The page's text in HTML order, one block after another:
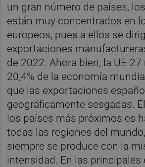
un gran número de países,
están muy concentrados en
europeos, pues a ellos se
exportaciones
de 2022. Ahora bien, la UE-27
20,4% de la economía
que las exportaciones
geográficamente sesgadas.
los países más próximos es
todas las regiones del
siempre se produce con la
intensidad. En las principales